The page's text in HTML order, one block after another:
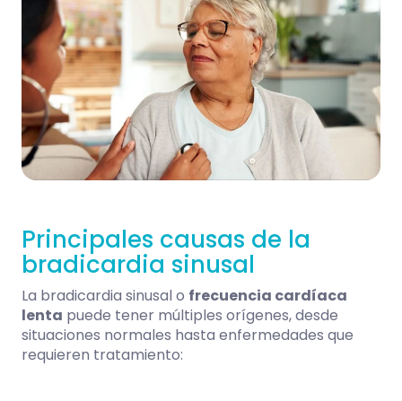
Principales causas de la
bradicardia sinusal
La bradicardia sinusal o frecuencia cardíaca
lenta puede tener múltiples orígenes, desde
situaciones normales hasta enfermedades que
requieren tratamiento: